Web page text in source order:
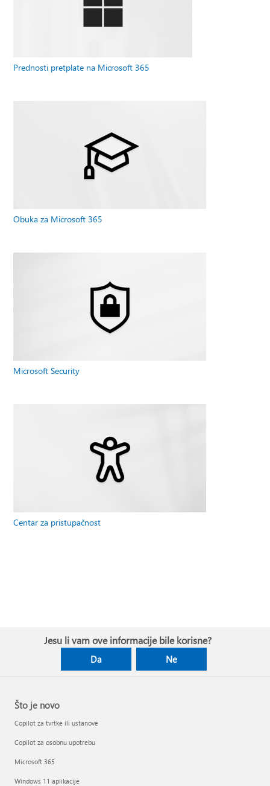
Prednosti pretplate na Microsoft 365
Obuka za Microsoft 365
Microsoft Security
Centar za pristupačnost
Jesu li vam ove informacije bile korisne?
Da Ne
Što je novo
Copilot za tvrtke ili ustanove
Copilot za osobnu upotrebu
Microsoft 365
Windows 11 aplikacije